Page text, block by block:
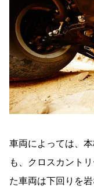
車両によっては、
も、クロスカント
た車両は下回りを